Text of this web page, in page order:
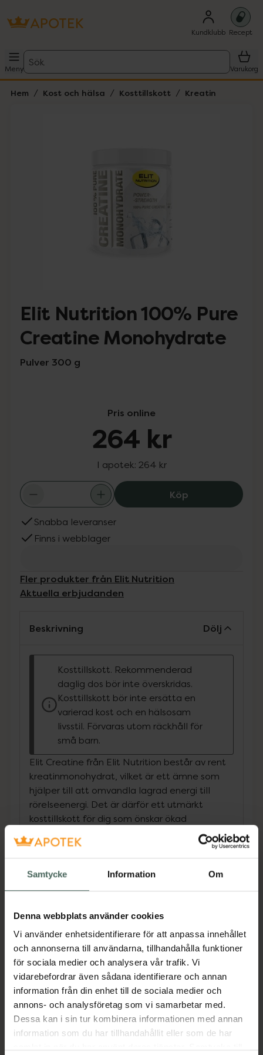
Samtycke Information Om
Denna webbplats använder cookies
Vi använder enhetsidentifierare för att anpassa innehållet
och annonserna till användarna, tillhandahålla funktioner
för sociala medier och analysera vår trafik. Vi
vidarebefordrar även sådana identifierare och annan
information från din enhet till de sociala medier och
annons- och analysföretag som vi samarbetar med.
Dessa kan i sin tur kombinera informationen med annan
information som du har tillhandahållit eller som de har
Kundklubb Recept
Meny
Sök
Varukorg
Hem Kost och hälsa Kosttillskott Kreatin
Elit Nutrition 100% Pure
Creatine Monohydrate
Pulver 300 g
Pris online
264 kr
I apotek: 264 kr
KöpElit Nutrition
Snabba leveranser
Finns i webblager
Fler produkter från Elit Nutrition
Aktuella erbjudanden
Beskrivning Dölj
Kosttillskott. Rekommenderad
daglig dos bör inte överskridas.
Kosttillskott bör inte ersätta en
varierad kost och en hälsosam
livsstil. Förvaras utom räckhåll för
små barn.
Elit Creatine från Elit Nutrition består av rent
kreatinmonohydrat, vilket är ett ämne som
hjälper till att omvandla lagrad energi till
rörelseenergi. Det är därför ett utmärkt
kosttillskott för dig som önskar ökad
explosivitet och energi vid högintensiv och
kortvarig träning och därigenom förbättrad
styrka och muskeltillväxt. Med endast en
portion får du i dig 5 gram mikroniserat
kreatinmonohydrat, en form som lättare tas
den fysiska prestationen vid upprepad
kraftansträngning i samband med kortvarig
och högintensiv träning. Kreatinmonohydrat är
ett naturligt ämne som du får i dig via
exempelvis kött och fisk, men då endast i små
mängder som inte har någon större inverkan
på din träningsprestation. Önskar du förbättra
möjligheterna till ökad explosivitet och
uthållighet är ett kreatinmonohydratstillskott